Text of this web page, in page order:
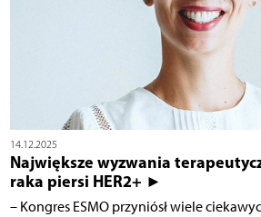
14.12.2025
Największe wyzwania
raka piersi HER2+ ►
– Kongres ESMO przyniósł wiele